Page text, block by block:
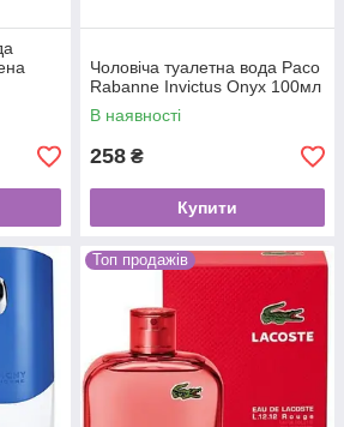
Чоловіча туалетна вода Paco
Rabanne Invictus Onyx 100мл
В наявності
258 ₴
Купити
Топ продажів